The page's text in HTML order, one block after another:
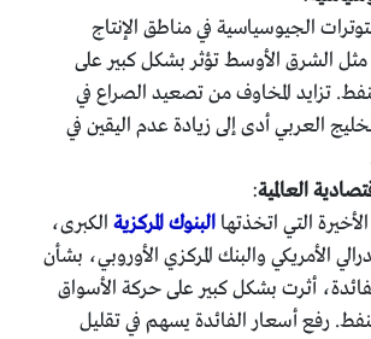
الجيوسياسية في مناطق الإنتاج
مثل الشرق الأوسط تؤثر بشكل كبير على
تزايد المخاوف من تصعيد الصراع في
العربي أدى إلى زيادة عدم اليقين في
العالمية:
التي اتخذتها البنوك المركزية الكبرى،
الأمريكي والبنك المركزي الأوروبي، بشأن
أثرت بشكل كبير على حركة الأسواق
رفع أسعار الفائدة يسهم في تقليل